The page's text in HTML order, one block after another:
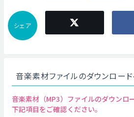
シェア
音楽素材ファイルのダウンロー
音楽素材（MP3）ファイルのダウンロ
下記項目をご確認ください。